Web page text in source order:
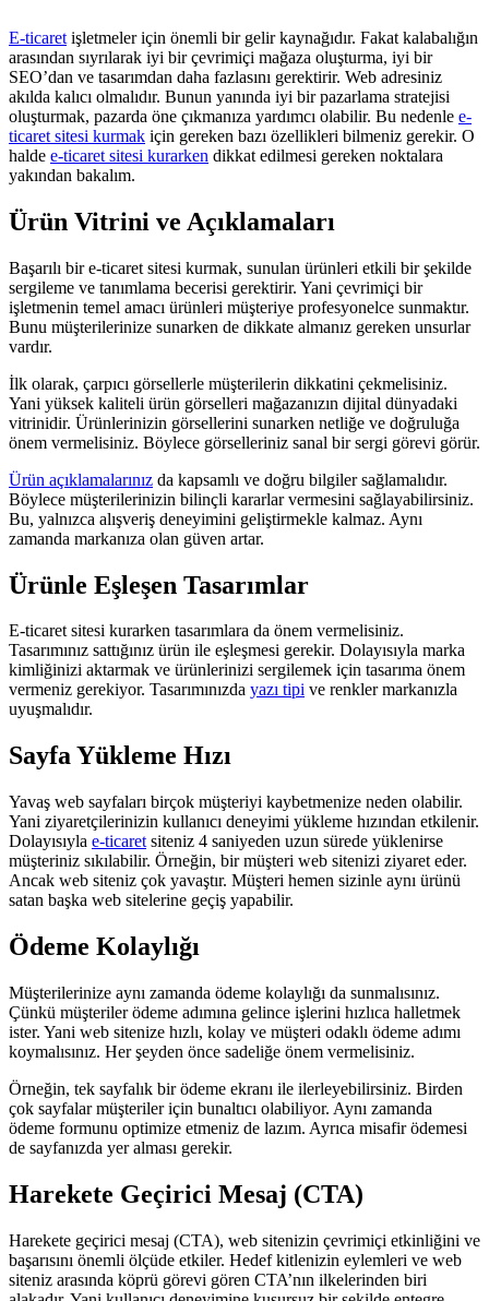
E-ticaret işletmeler için önemli bir gelir kaynağıdır. Fakat kalabalığın
arasından sıyrılarak iyi bir çevrimiçi mağaza oluşturma, iyi bir
SEO’dan ve tasarımdan daha fazlasını gerektirir. Web adresiniz
akılda kalıcı olmalıdır. Bunun yanında iyi bir pazarlama stratejisi
oluşturmak, pazarda öne çıkmanıza yardımcı olabilir. Bu nedenle e-
ticaret sitesi kurmak için gereken bazı özellikleri bilmeniz gerekir. O
halde e-ticaret sitesi kurarken dikkat edilmesi gereken noktalara
yakından bakalım.
Ürün Vitrini ve Açıklamaları
Başarılı bir e-ticaret sitesi kurmak, sunulan ürünleri etkili bir şekilde
sergileme ve tanımlama becerisi gerektirir. Yani çevrimiçi bir
işletmenin temel amacı ürünleri müşteriye profesyonelce sunmaktır.
Bunu müşterilerinize sunarken de dikkate almanız gereken unsurlar
vardır.
İlk olarak, çarpıcı görsellerle müşterilerin dikkatini çekmelisiniz.
Yani yüksek kaliteli ürün görselleri mağazanızın dijital dünyadaki
vitrinidir. Ürünlerinizin görsellerini sunarken netliğe ve doğruluğa
önem vermelisiniz. Böylece görselleriniz sanal bir sergi görevi görür.
Ürün açıklamalarınız da kapsamlı ve doğru bilgiler sağlamalıdır.
Böylece müşterilerinizin bilinçli kararlar vermesini sağlayabilirsiniz.
Bu, yalnızca alışveriş deneyimini geliştirmekle kalmaz. Aynı
zamanda markanıza olan güven artar.
Ürünle Eşleşen Tasarımlar
E-ticaret sitesi kurarken tasarımlara da önem vermelisiniz.
Tasarımınız sattığınız ürün ile eşleşmesi gerekir. Dolayısıyla marka
kimliğinizi aktarmak ve ürünlerinizi sergilemek için tasarıma önem
vermeniz gerekiyor. Tasarımınızda yazı tipi ve renkler markanızla
uyuşmalıdır.
Sayfa Yükleme Hızı
Yavaş web sayfaları birçok müşteriyi kaybetmenize neden olabilir.
Yani ziyaretçilerinizin kullanıcı deneyimi yükleme hızından etkilenir.
Dolayısıyla e-ticaret siteniz 4 saniyeden uzun sürede yüklenirse
müşteriniz sıkılabilir. Örneğin, bir müşteri web sitenizi ziyaret eder.
Ancak web siteniz çok yavaştır. Müşteri hemen sizinle aynı ürünü
satan başka web sitelerine geçiş yapabilir.
Ödeme Kolaylığı
Müşterilerinize aynı zamanda ödeme kolaylığı da sunmalısınız.
Çünkü müşteriler ödeme adımına gelince işlerini hızlıca halletmek
ister. Yani web sitenize hızlı, kolay ve müşteri odaklı ödeme adımı
koymalısınız. Her şeyden önce sadeliğe önem vermelisiniz.
Örneğin, tek sayfalık bir ödeme ekranı ile ilerleyebilirsiniz. Birden
çok sayfalar müşteriler için bunaltıcı olabiliyor. Aynı zamanda
ödeme formunu optimize etmeniz de lazım. Ayrıca misafir ödemesi
de sayfanızda yer alması gerekir.
Harekete Geçirici Mesaj (CTA)
Harekete geçirici mesaj (CTA), web sitenizin çevrimiçi etkinliğini ve
başarısını önemli ölçüde etkiler. Hedef kitlenizin eylemleri ve web
siteniz arasında köprü görevi gören CTA’nın ilkelerinden biri